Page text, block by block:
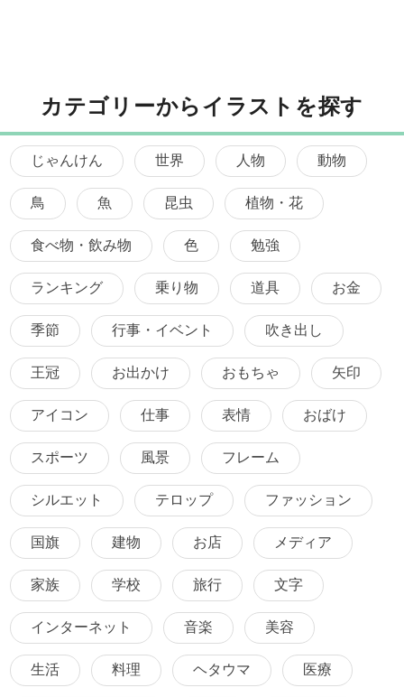
カテゴリーからイラストを探す
じゃんけん 世界 人物 動物
鳥 魚 昆虫 植物・花
食べ物・飲み物 色 勉強
ランキング 乗り物 道具 お金
季節 行事・イベント 吹き出し
王冠 お出かけ おもちゃ 矢印
アイコン 仕事 表情 おばけ
スポーツ 風景 フレーム
シルエット テロップ ファッション
国旗 建物 お店 メディア
家族 学校 旅行 文字
インターネット 音楽 美容
生活 料理 ヘタウマ 医療